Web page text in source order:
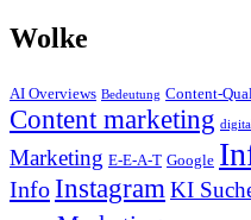
Wolke
AI Overviews Bedeutung Content-
Content marketing
Marketing E-E-A-T Google
InfoInstagramKI